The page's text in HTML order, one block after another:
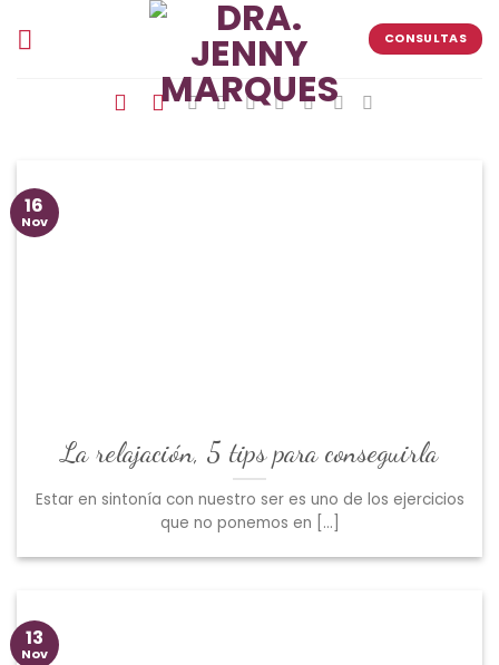
CONSULTAS
La relajación, 5 tips para conseguirla
Estar en sintonía con nuestro ser es uno de los ejercicios
que no ponemos en [...]
16
Nov
13
Nov